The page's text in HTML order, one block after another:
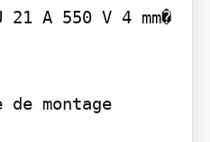
21 A 550 V 4 mm�
montage